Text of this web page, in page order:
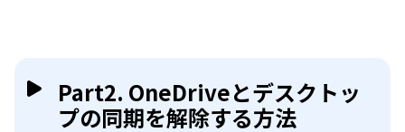
Part2. OneDriveとデスクトッ
プの同期を解除する方法